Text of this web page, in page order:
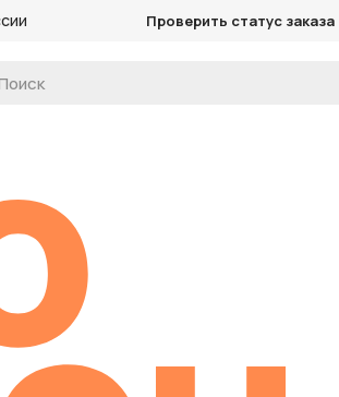
Проверить статус заказа